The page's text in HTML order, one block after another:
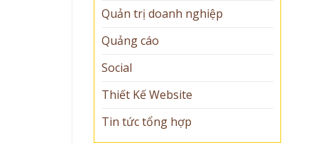
Quản trị doanh nghiệp
Quảng cáo
Social
Thiết Kế Website
Tin tức tổng hợp